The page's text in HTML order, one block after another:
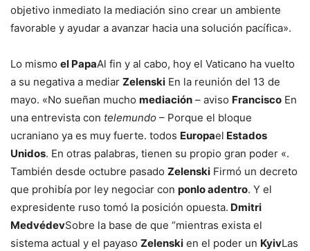
objetivo inmediato la mediación sino crear un ambiente
favorable y ayudar a avanzar hacia una solución pacífica».
Lo mismo el PapaAl fin y al cabo, hoy el Vaticano ha vuelto
a su negativa a mediar Zelenski En la reunión del 13 de
mayo. «No sueñan mucho mediación – aviso Francisco En
una entrevista con telemundo – Porque el bloque
ucraniano ya es muy fuerte. todos Europael Estados
Unidos. En otras palabras, tienen su propio gran poder «.
También desde octubre pasado Zelenski Firmó un decreto
que prohibía por ley negociar con ponlo adentro. Y el
expresidente ruso tomó la posición opuesta. Dmitri
MedvédevSobre la base de que “mientras exista el
sistema actual y el payaso Zelenski en el poder un KyivLas